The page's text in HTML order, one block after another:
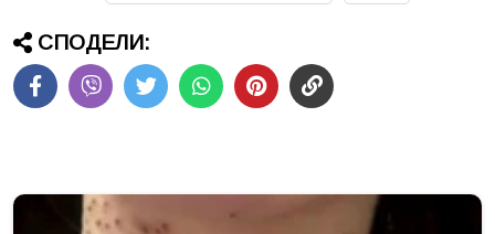
СПОДЕЛИ: